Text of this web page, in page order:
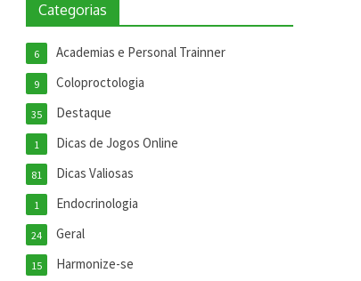
Categorias
Academias e Personal Trainner
6
Coloproctologia
9
Destaque
35
Dicas de Jogos Online
1
Dicas Valiosas
81
Endocrinologia
1
Geral
24
Harmonize-se
15